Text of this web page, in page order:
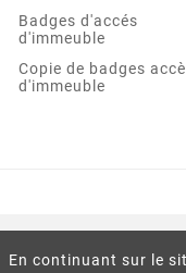
En continuant sur le
Badges d'accés
d'immeuble
Copie de badges
d'immeuble